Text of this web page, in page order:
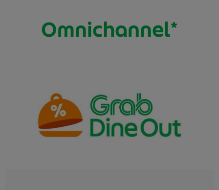
Omnichannel*